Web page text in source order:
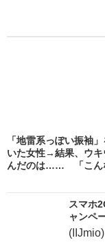
「地雷系っぽい振袖
いた女性→結果、ウキ
んだのは…… 「こん
スマホ
ャンペ
(IIJmio)